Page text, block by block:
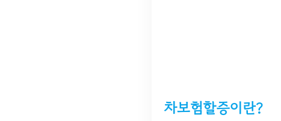
차보험할증이란?